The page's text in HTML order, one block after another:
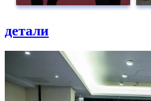
детали